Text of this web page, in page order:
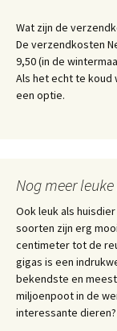
Wat zijn de
De verzendkosten
9,50 (in de
Als het echt te koud
een optie.
Nog meer
Ook leuk als
soorten zijn erg
centimeter tot de
gigas is een
bekendste en
miljoenpoot in de
interessante